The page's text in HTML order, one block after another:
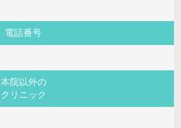
電話番号
本院以外の
クリニック